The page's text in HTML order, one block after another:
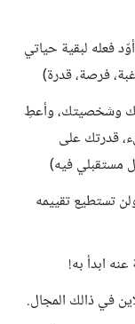
فعله لبقية حياتي
فرصة، قدرة)
وشخصيتك، وأعطِ
قدرتك على
مستقبلي فيه)
تستطيع تقييمه
ابدأ به!
في ذالك المجال.